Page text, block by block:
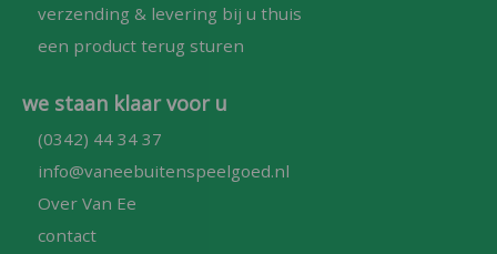
verzending & levering bij u thuis
een product terug sturen
we staan klaar voor u
(0342) 44 34 37
info@vaneebuitenspeelgoed.nl
Over Van Ee
contact